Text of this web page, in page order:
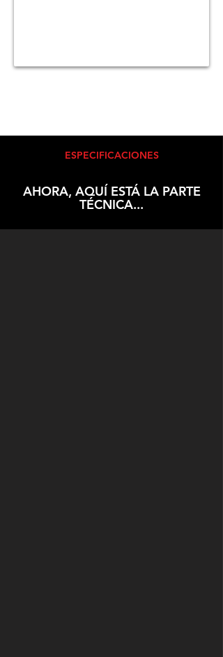
ESPECIFICACIONES
AHORA, AQUÍ ESTÁ LA PARTE
TÉCNICA...